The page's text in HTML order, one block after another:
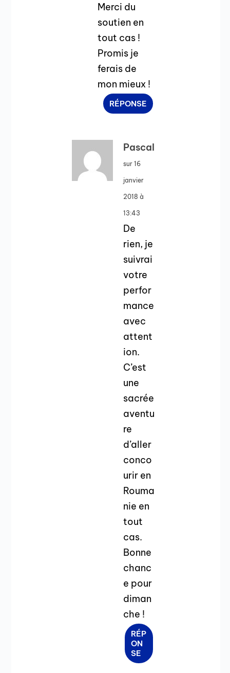
Merci du
soutien en
tout cas !
Promis je
ferais de
mon mieux !
RÉPONSE
Pascal
sur 16
janvier
2018 à
13:43
De
rien, je
suivrai
votre
perfor
mance
avec
attent
ion.
C’est
une
sacrée
aventu
re
d’aller
conco
urir en
Rouma
nie en
tout
cas.
Bonne
chanc
e pour
diman
che !
RÉP
ON
SE